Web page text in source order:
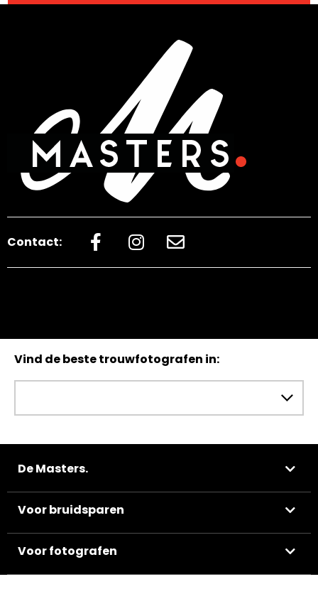
Contact:
Vind de beste trouwfotografen in:
De Masters.
Voor bruidsparen
Voor fotografen